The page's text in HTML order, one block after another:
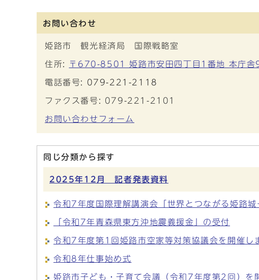
お問い合わせ
姫路市 観光経済局 国際戦略室
住所: 〒670-8501 姫路市安田四丁目1番地 本庁舎
電話番号: 079-221-2118
ファクス番号: 079-221-2101
お問い合わせフォーム
同じ分類から探す
2025年12月 記者発表資料
令和7年度国際理解講演会「世界とつながる姫路
「令和7年青森県東方沖地震義援金」の受付
令和7年度第1回姫路市空家等対策協議会を開催し
令和8年仕事始め式
姫路市子ども・子育て会議（令和7年度第2回）を